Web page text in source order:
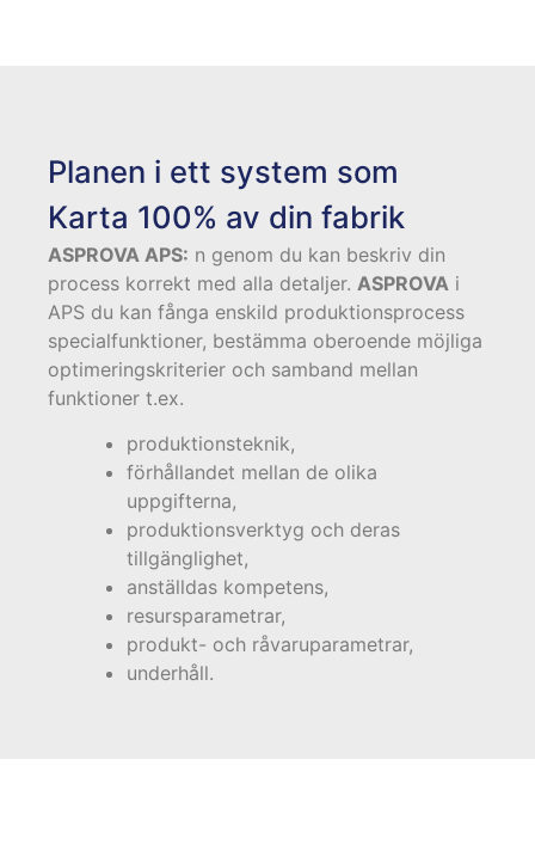
Planen i ett system som
Karta 100% av din fabrik
ASPROVA APS: n genom du kan beskriv din
process korrekt med alla detaljer. ASPROVA i
APS du kan fånga enskild produktionsprocess
specialfunktioner, bestämma oberoende möjliga
optimeringskriterier och samband mellan
funktioner t.ex.
produktionsteknik,
förhållandet mellan de olika
uppgifterna,
produktionsverktyg och deras
tillgänglighet,
anställdas kompetens,
resursparametrar,
produkt- och råvaruparametrar,
underhåll.